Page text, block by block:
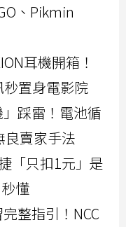
、Pikmin
耳機開箱！
置身電影院
踩雷！電池循
良賣家手法
「只扣1元」是
懂
整指引！NCC